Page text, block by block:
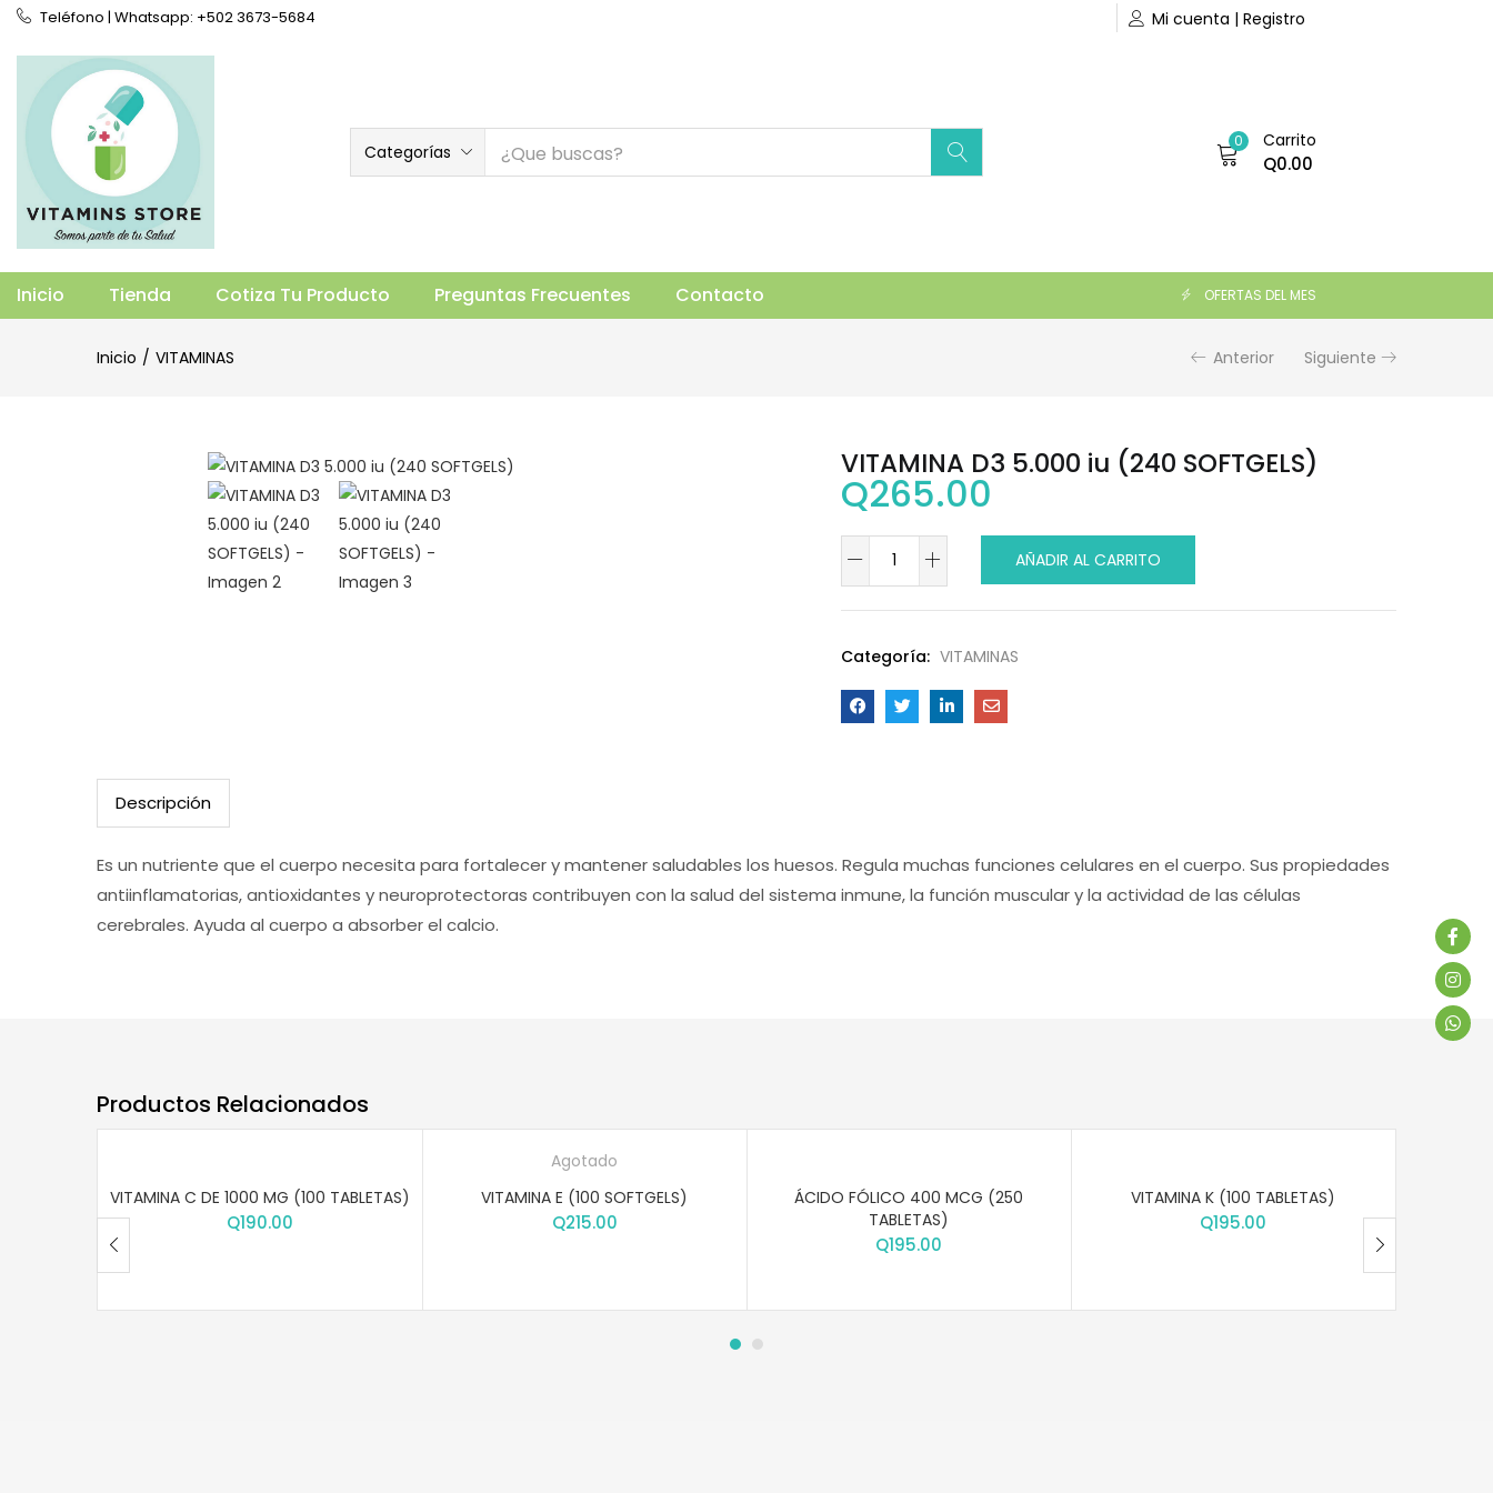
Teléfono | Whatsapp: +502 3673-5684 Mi cuenta | Registro
Categorías
0 Carrito
Q0.00
Inicio Tienda Cotiza Tu Producto Preguntas Frecuentes Contacto OFERTAS DEL MES
Inicio VITAMINAS Anterior Siguiente
Vista general
VITAMINA D3 5.000 iu (240 SOFTGELS)
Q265.00
AÑADIR AL CARRITO
Categoría: VITAMINAS
Descripción
Es un nutriente que el cuerpo necesita para fortalecer y mantener saludables los huesos. Regula muchas funciones celulares en el cuerpo. Sus propiedades
antiinflamatorias, antioxidantes y neuroprotectoras contribuyen con la salud del sistema inmune, la función muscular y la actividad de las células
cerebrales. Ayuda al cuerpo a absorber el calcio.
Productos Relacionados
VITAMINA C DE 1000 MG (100 TABLETAS)
Q190.00
Agotado
VITAMINA E (100 SOFTGELS)
Q215.00
ÁCIDO FÓLICO 400 MCG (250
TABLETAS)
Q195.00
VITAMINA K (100 TABLETAS)
Q195.00